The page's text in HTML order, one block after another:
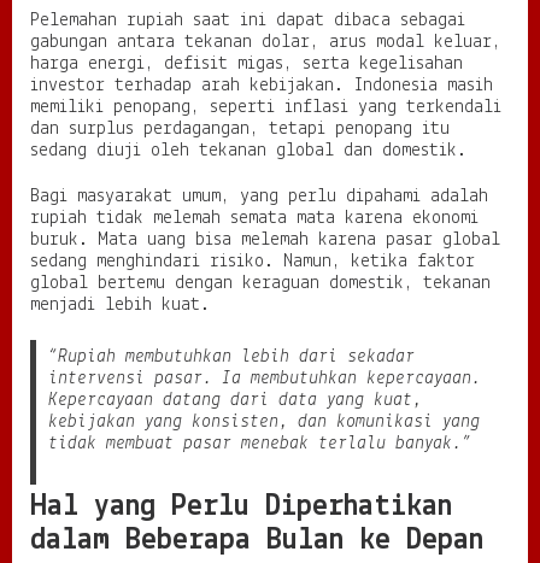
Pelemahan rupiah saat ini dapat dibaca sebagai
gabungan antara tekanan dolar, arus modal keluar,
harga energi, defisit migas, serta kegelisahan
investor terhadap arah kebijakan. Indonesia masih
memiliki penopang, seperti inflasi yang terkendali
dan surplus perdagangan, tetapi penopang itu
sedang diuji oleh tekanan global dan domestik.
Bagi masyarakat umum, yang perlu dipahami adalah
rupiah tidak melemah semata mata karena ekonomi
buruk. Mata uang bisa melemah karena pasar global
sedang menghindari risiko. Namun, ketika faktor
global bertemu dengan keraguan domestik, tekanan
menjadi lebih kuat.
“Rupiah membutuhkan lebih dari sekadar
intervensi pasar. Ia membutuhkan kepercayaan.
Kepercayaan datang dari data yang kuat,
kebijakan yang konsisten, dan komunikasi yang
tidak membuat pasar menebak terlalu banyak.”
Hal yang Perlu Diperhatikan
dalam Beberapa Bulan ke Depan